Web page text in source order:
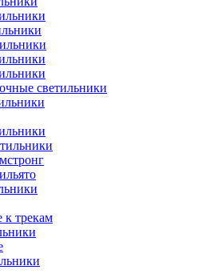
светильники
трекам